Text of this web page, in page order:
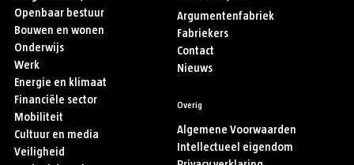
Openbaar bestuur
Bouwen en wonen
Onderwijs
Werk
Energie en klimaat
Financiële sector
Mobiliteit
Cultuur en media
Veiligheid
Argumentenfabriek
Fabriekers
Contact
Nieuws
Overig
Algemene Voorwaarden
Intellectueel eigendom